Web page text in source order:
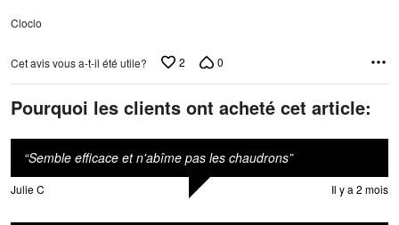
Cloclo
Cet avis vous a-t-il été utile? 2 0
Pourquoi les clients ont acheté cet article:
“Semble efficace et n'abîme pas les chaudrons”
Julie C Il y a 2 mois